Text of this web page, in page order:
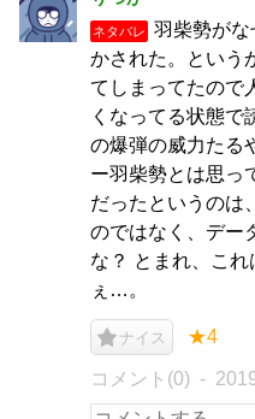
ネタバレ
羽柴勢がな
かされた。という
てしまってたので
くなってる状態で
の爆弾の威力たる
ー羽柴勢とは思っ
だったというのは
のではなく、デー
な？ とまれ、こ
ぇ…。
ナイス ★4
コメント(0)